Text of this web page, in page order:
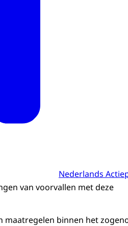
Nederlands
van voorvallen met deze
maatregelen binnen het